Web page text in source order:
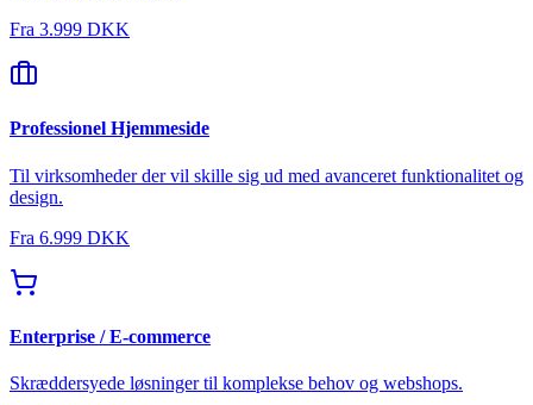
Fra 3.999 DKK
Professionel Hjemmeside
Til virksomheder der vil skille sig ud med avanceret funktionalitet og
design.
Fra 6.999 DKK
Enterprise / E-commerce
Skræddersyede løsninger til komplekse behov og webshops.